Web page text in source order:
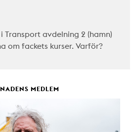
avdelning 2 (hamn)
om fackets kurser. Varför?
MEDLEM